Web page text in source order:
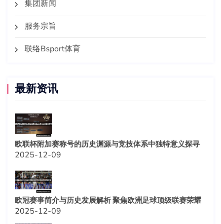
集团新闻
服务宗旨
联络Bsport体育
最新资讯
欧联杯附加赛称号的历史渊源与竞技体系中独特意义探寻
2025-12-09
欧冠赛事简介与历史发展解析 聚焦欧洲足球顶级联赛荣耀
2025-12-09